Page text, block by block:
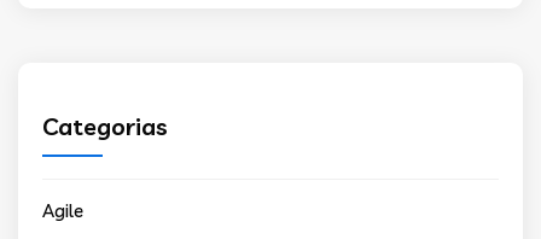
Categorias
Agile